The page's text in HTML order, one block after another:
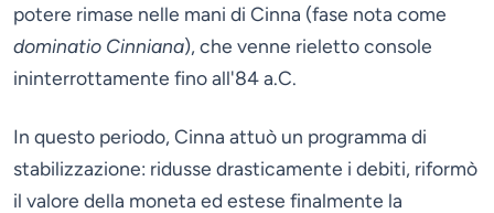
potere rimase nelle mani di Cinna (fase nota come
dominatio Cinniana), che venne rieletto console
ininterrottamente fino all'84 a.C.
In questo periodo, Cinna attuò un programma di
stabilizzazione: ridusse drasticamente i debiti, riformò
il valore della moneta ed estese finalmente la